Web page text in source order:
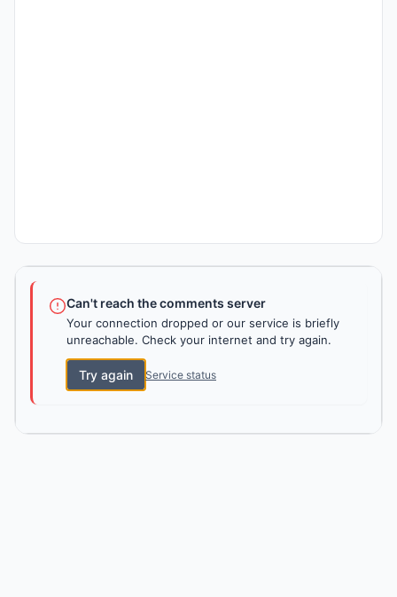
Can't reach the comments server
Your connection dropped or our service is briefly
unreachable. Check your internet and try again.
Try again Service status